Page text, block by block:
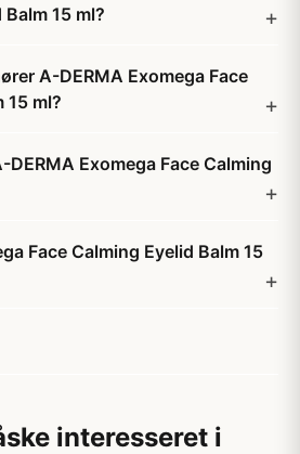
15 ml?
A-DERMA Exomega Face
15 ml?
Exomega Face Calming
Face Calming Eyelid Balm 15
interesseret i